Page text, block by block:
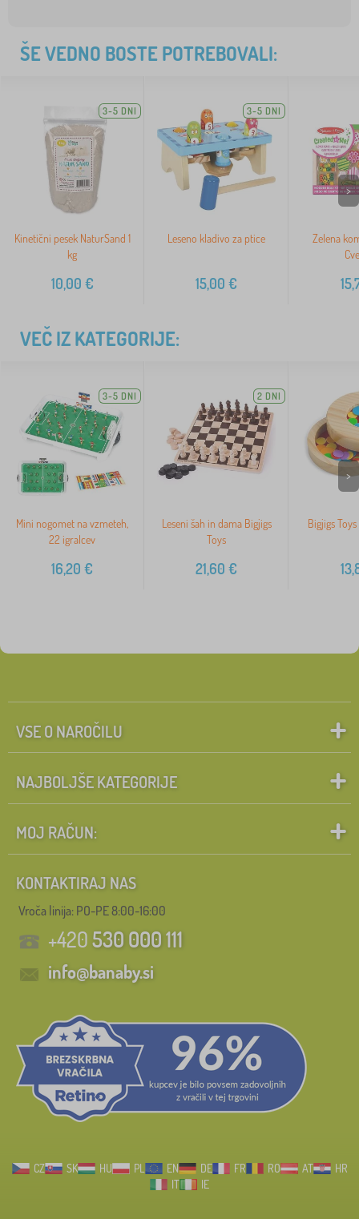
ŠE VEDNO BOSTE POTREBOVALI:
3-5 DNI
Kinetični pesek NaturSand 1
kg
10,00 €
3-5 DNI
Leseno kladivo za ptice
15,00 €
Zelena
>
VEČ IZ KATEGORIJE:
3-5 DNI
Mini nogomet na vzmeteh,
22 igralcev
16,20 €
2 DNI
Leseni šah in dama Bigjigs
Toys
21,60 €
Bigjigs
>
VSE O NAROČILU
NAJBOLJŠE KATEGORIJE
MOJ RAČUN:
KONTAKTIRAJ NAS
Vroča linija: PO-PE 8:00-16:00
+420530 000 111
info@banaby.si
CZ SK HU PL EN DE FR RO AT
HR
IT
IE